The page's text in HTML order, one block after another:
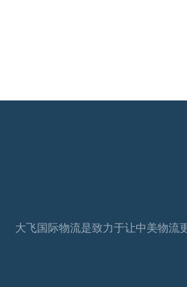
大飞国际物流是致力于让中美物流